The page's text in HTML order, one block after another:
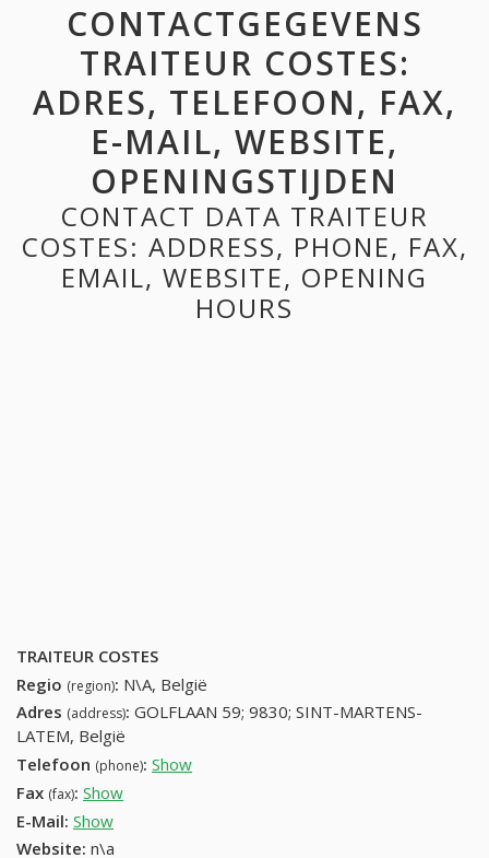
CONTACTGEGEVENS
TRAITEUR COSTES:
ADRES, TELEFOON, FAX,
E-MAIL, WEBSITE,
OPENINGSTIJDEN
CONTACT DATA TRAITEUR
COSTES: ADDRESS, PHONE, FAX,
EMAIL, WEBSITE, OPENING
HOURS
TRAITEUR COSTES
Regio (region): N\A, België
Adres (address): GOLFLAAN 59; 9830; SINT-MARTENS-
LATEM, België
Telefoon (phone): Show
Fax (fax): Show
E-Mail: Show
Website: n\a